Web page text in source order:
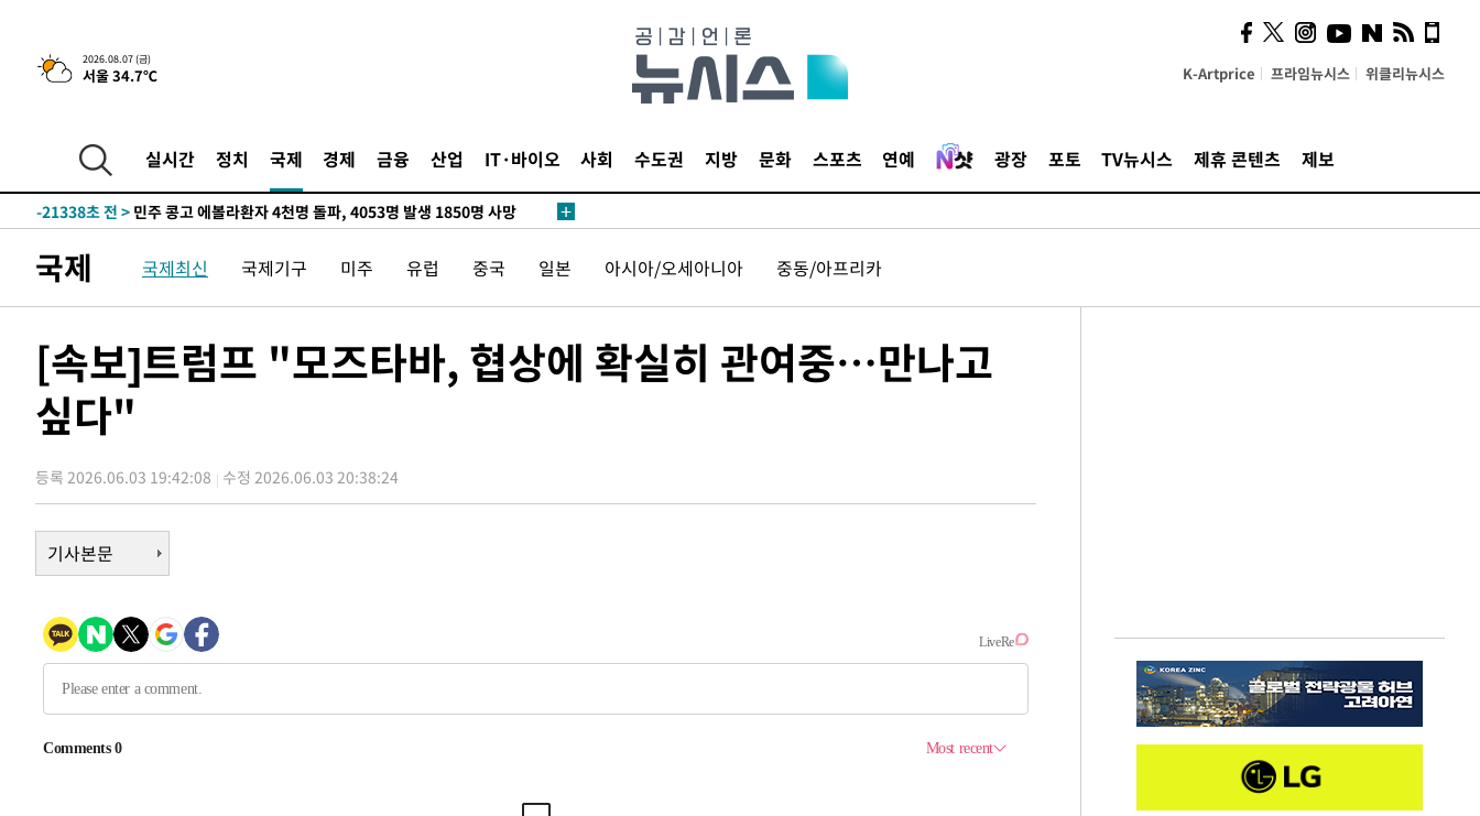
2026.08.07 (금)
서울 34.7℃ K-Artprice 프라임뉴시스 위클리뉴시스
실시간 정치 국제 경제 금융 산업 IT·바이오 사회 수도권 지방 문화 스포츠 연예 광장 포토 TV뉴시스 제휴 콘텐츠 제보
-3674초 전 >[속보] 뉴욕증시, 일제 하락 마감…나스닥 0.06%↓
-27712초 전 >[속보] 7월 중국 수출 23.9%↑ 수입 27.5%↑…무역총액
-24738초 전 >
[속보]종합특검, '관저이전 봐주기 감사' 유병호 구속기소
-21338초 전 >
-20588초 전 > [속보]'300억원대 사기 혐의' 차가원 대표 구속 송치
-18295초 전 > [속보]경찰·노동부, HL만도 평택사업장 끼임 사망 관련 압수수색
-18176초 전 >[속보]합수본, '투표율 허위 입력' 중앙·서울·경기도 선관위 등 9곳
-17727초 전 >
[속보]삼성전자·SK하이닉스 동반 강보합…1%대 상승 출발
-17713초 전 >[속보]코스닥, 5.95포인트(0.74%) 상승한 807.62개장
-17681초 전 >
태
-14144초 전 >입추에도 극한더위…서울 낮 39도 '폭염중대경보'
례 큰 폭발음
-7823초 전 >
[속보]美, 폴리실리콘 수입 규제…파생제품 15% 관세, 120일 후 발
효
-5974초 전 >[속보]트럼프, 美 원정출산 금지 행정명령 서명
-3674초 전 > [속보] 뉴욕증시, 일제 하락 마감…나스닥 0.06%↓
-27712초 전 >[속보] 7월 중국 수출 23.9%↑ 수입 27.5%↑…무역총액
25.3%↑
"미 전국적 살모네라 식중독 원인은 멕시코산 할라피뇨"-- CDC
국제 국제최신 국제기구 미주 유럽 중국 일본 아시아/오세아니아 중동/아프리카
[속보]트럼프 "모즈타바, 협상에 확실히 관여중…만나고
싶다"
등록 2026.06.03 19:42:08 수정 2026.06.03 20:38:24
기사본문